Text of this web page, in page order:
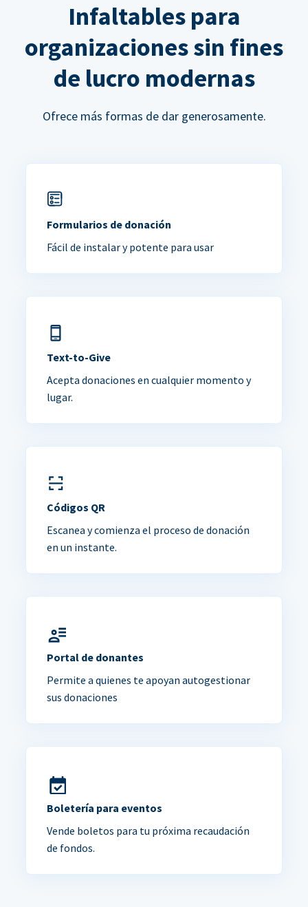
Infaltables para
organizaciones sin fines
de lucro modernas
Ofrece más formas de dar generosamente.
Formularios de donación
Fácil de instalar y potente para usar
Text-to-Give
Acepta donaciones en cualquier momento y
lugar.
Códigos QR
Escanea y comienza el proceso de donación
en un instante.
Portal de donantes
Permite a quienes te apoyan autogestionar
sus donaciones
Boletería para eventos
Vende boletos para tu próxima recaudación
de fondos.